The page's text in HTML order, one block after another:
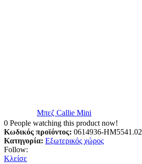
Μπεζ Callie Mini
0 People watching this product now!
Κωδικός προϊόντος: 0614936-HM5541.02
Κατηγορία: Εξωτερικός χώρος
Follow:
Κλείσε